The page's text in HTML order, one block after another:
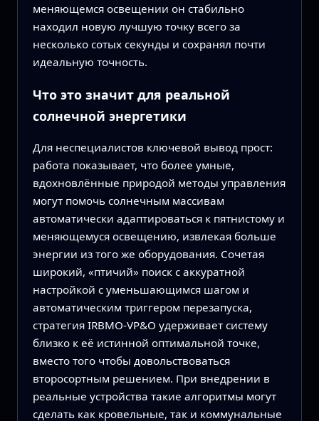
меняющемся освещении он стабильно
находил новую лучшую точку всего за
несколько сотых секунды и сохранял почти
идеальную точность.
Что это значит для реальной
солнечной энергетики
Для неспециалистов ключевой вывод прост:
работа показывает, что более умные,
вдохновлённые природой методы управления
могут помочь солнечным массивам
автоматически адаптироваться к пятнистому и
меняющемуся освещению, извлекая больше
энергии из того же оборудования. Сочетая
широкий, «птичий» поиск с аккуратной
настройкой с уменьшающимся шагом и
автоматическим триггером перезапуска,
стратегия IRBMO-VP&O удерживает систему
близко к её истинной оптимальной точке,
вместо того чтобы довольствоваться
второсортным решением. При внедрении в
реальные устройства такие алгоритмы могут
сделать как кровельные, так и коммунальные